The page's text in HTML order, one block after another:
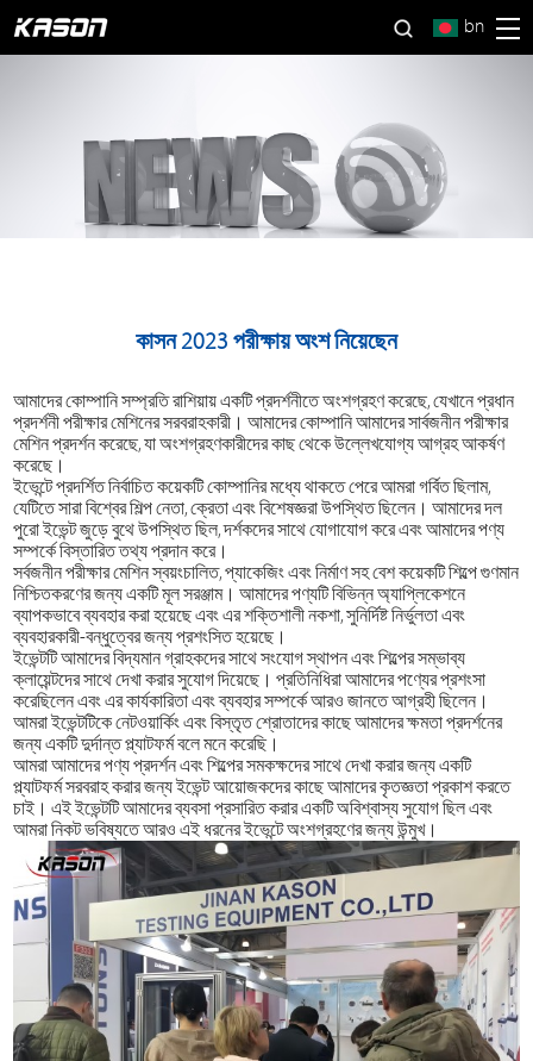
bn
কাসন 2023 পরীক্ষায় অংশ নিয়েছেন
আমাদের কোম্পানি সম্প্রতি রাশিয়ায় একটি প্রদর্শনীতে অংশগ্রহণ করেছে, যেখানে প্রধান
প্রদর্শনী পরীক্ষার মেশিনের সরবরাহকারী। আমাদের কোম্পানি আমাদের সার্বজনীন পরীক্ষার
মেশিন প্রদর্শন করেছে, যা অংশগ্রহণকারীদের কাছ থেকে উল্লেখযোগ্য আগ্রহ আকর্ষণ
করেছে।
ইভেন্টে প্রদর্শিত নির্বাচিত কয়েকটি কোম্পানির মধ্যে থাকতে পেরে আমরা গর্বিত ছিলাম,
যেটিতে সারা বিশ্বের শিল্প নেতা, ক্রেতা এবং বিশেষজ্ঞরা উপস্থিত ছিলেন। আমাদের দল
পুরো ইভেন্ট জুড়ে বুথে উপস্থিত ছিল, দর্শকদের সাথে যোগাযোগ করে এবং আমাদের পণ্য
সম্পর্কে বিস্তারিত তথ্য প্রদান করে।
সর্বজনীন পরীক্ষার মেশিন স্বয়ংচালিত, প্যাকেজিং এবং নির্মাণ সহ বেশ কয়েকটি শিল্পে গুণমান
নিশ্চিতকরণের জন্য একটি মূল সরঞ্জাম। আমাদের পণ্যটি বিভিন্ন অ্যাপ্লিকেশনে
ব্যাপকভাবে ব্যবহার করা হয়েছে এবং এর শক্তিশালী নকশা, সুনির্দিষ্ট নির্ভুলতা এবং
ব্যবহারকারী-বন্ধুত্বের জন্য প্রশংসিত হয়েছে।
ইভেন্টটি আমাদের বিদ্যমান গ্রাহকদের সাথে সংযোগ স্থাপন এবং শিল্পের সম্ভাব্য
ক্লায়েন্টদের সাথে দেখা করার সুযোগ দিয়েছে। প্রতিনিধিরা আমাদের পণ্যের প্রশংসা
করেছিলেন এবং এর কার্যকারিতা এবং ব্যবহার সম্পর্কে আরও জানতে আগ্রহী ছিলেন।
আমরা ইভেন্টটিকে নেটওয়ার্কিং এবং বিস্তৃত শ্রোতাদের কাছে আমাদের ক্ষমতা প্রদর্শনের
জন্য একটি দুর্দান্ত প্ল্যাটফর্ম বলে মনে করেছি।
আমরা আমাদের পণ্য প্রদর্শন এবং শিল্পের সমকক্ষদের সাথে দেখা করার জন্য একটি
প্ল্যাটফর্ম সরবরাহ করার জন্য ইভেন্ট আয়োজকদের কাছে আমাদের কৃতজ্ঞতা প্রকাশ করতে
চাই। এই ইভেন্টটি আমাদের ব্যবসা প্রসারিত করার একটি অবিশ্বাস্য সুযোগ ছিল এবং
আমরা নিকট ভবিষ্যতে আরও এই ধরনের ইভেন্টে অংশগ্রহণের জন্য উন্মুখ।